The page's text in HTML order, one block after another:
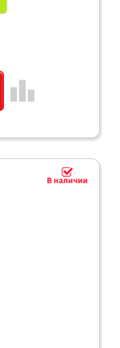
leaderboard